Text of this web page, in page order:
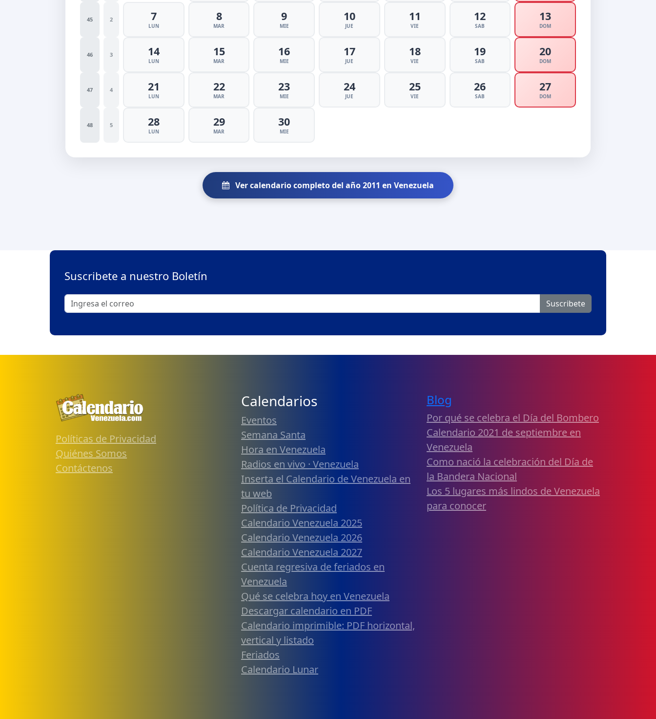
45 2 7
LUN
8
MAR
9
MIE
10
JUE
11
VIE
12
SAB
13
DOM
46 3 14
LUN
15
MAR
16
MIE
17
JUE
18
VIE
19
SAB
20
DOM
47 4 21
LUN
22
MAR
23
MIE
24
JUE
25
VIE
26
SAB
27
DOM
48 5 28
LUN
29
MAR
30
MIE
Ver calendario completo del año 2011 en Venezuela
Suscribete a nuestro Boletín
Suscribete
Políticas de Privacidad
Quiénes Somos
Contáctenos
Calendarios
Eventos
Semana Santa
Hora en Venezuela
Radios en vivo · Venezuela
Inserta el Calendario de Venezuela en
tu web
Política de Privacidad
Calendario Venezuela 2025
Calendario Venezuela 2026
Calendario Venezuela 2027
Cuenta regresiva de feriados en
Venezuela
Qué se celebra hoy en Venezuela
Descargar calendario en PDF
Calendario imprimible: PDF horizontal,
vertical y listado
Feriados
Calendario Lunar
Blog
Por qué se celebra el Día del Bombero
Calendario 2021 de septiembre en
Venezuela
Como nació la celebración del Día de
la Bandera Nacional
Los 5 lugares más lindos de Venezuela
para conocer